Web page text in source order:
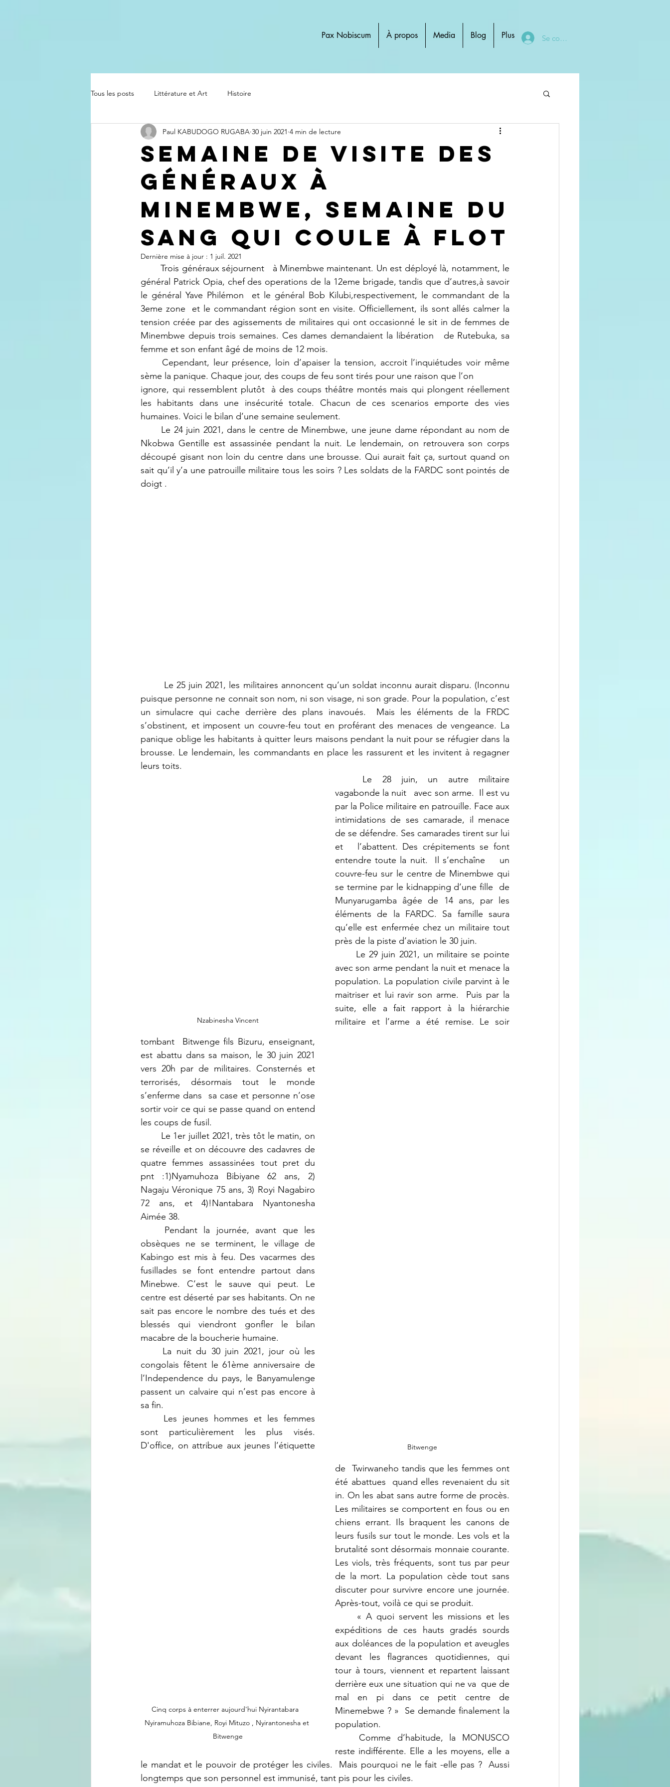
Pax Nobiscum À propos Media Blog Plus Se connecter
Tous les posts Littérature et Art Histoire
Semaine de visite des
généraux à
Minembwe, semaine du
sang qui coule à flot
Paul KABUDOGO RUGABA 30 juin 2021 4 min de lecture
Dernière mise à jour : 1 juil. 2021
	Trois généraux séjournent   à Minembwe maintenant. Un est déployé là, notamment, le
général Patrick Opia, chef des operations de la 12eme brigade, tandis que d’autres,à savoir
le général Yave Philémon  et le général Bob Kilubi,respectivement, le commandant de la
3eme zone  et le commandant région sont en visite. Officiellement, ils sont allés calmer la
tension créée par des agissements de militaires qui ont occasionné le sit in de femmes de
Minembwe depuis trois semaines. Ces dames demandaient la libération   de Rutebuka, sa
femme et son enfant âgé de moins de 12 mois.
sème la panique. Chaque jour, des coups de feu sont tirés pour une raison que l’on
ignore, qui ressemblent plutôt  à des coups théâtre montés mais qui plongent réellement
les habitants dans une insécurité totale. Chacun de ces scenarios emporte des vies
humaines. Voici le bilan d’une semaine seulement.
Nkobwa Gentille est assassinée pendant la nuit. Le lendemain, on retrouvera son corps
découpé gisant non loin du centre dans une brousse. Qui aurait fait ça, surtout quand on
sait qu’il y’a une patrouille militaire tous les soirs ? Les soldats de la FARDC sont pointés de
doigt .
puisque personne ne connait son nom, ni son visage, ni son grade. Pour la population, c’est
un simulacre qui cache derrière des plans inavoués.  Mais les éléments de la FRDC
s’obstinent, et imposent un couvre-feu tout en proférant des menaces de vengeance. La
panique oblige les habitants à quitter leurs maisons pendant la nuit pour se réfugier dans la
brousse. Le lendemain, les commandants en place les rassurent et les invitent à regagner
leurs toits.
Nzabinesha Vincent
vagabonde la nuit   avec son arme.  Il est vu
par la Police militaire en patrouille. Face aux
intimidations de ses camarade, il menace
de se défendre. Ses camarades tirent sur lui
et   l’abattent. Des crépitements se font
entendre toute la nuit.  Il s’enchaîne    un
couvre-feu sur le centre de Minembwe qui
se termine par le kidnapping d’une fille  de
Munyarugamba âgée de 14 ans, par les
éléments de la FARDC. Sa famille saura
qu’elle est enfermée chez un militaire tout
près de la piste d’aviation le 30 juin.
Bitwenge
avec son arme pendant la nuit et menace la
population. La population civile parvint à le
maitriser et lui ravir son arme.  Puis par la
suite, elle a fait rapport à la hiérarchie
militaire et l’arme a été remise. Le soir
tombant  Bitwenge fils Bizuru, enseignant,
est abattu dans sa maison, le 30 juin 2021
vers 20h par de militaires. Consternés et
terrorisés, désormais tout le monde
s’enferme dans  sa case et personne n’ose
sortir voir ce qui se passe quand on entend
les coups de fusil.
Cinq corps à enterrer aujourd'hui Nyirantabara
Nyiramuhoza Bibiane, Royi Mituzo , Nyirantonesha et
Bitwenge
se réveille et on découvre des cadavres de
quatre femmes assassinées tout pret du
pnt :1)Nyamuhoza Bibiyane 62 ans, 2)
Nagaju Véronique 75 ans, 3) Royi Nagabiro
72 ans, et 4)!Nantabara Nyantonesha
Aimée 38.
obsèques ne se terminent, le village de
Kabingo est mis à feu. Des vacarmes des
fusillades se font entendre partout dans
Minebwe. C’est le sauve qui peut. Le
centre est déserté par ses habitants. On ne
sait pas encore le nombre des tués et des
blessés qui viendront gonfler le bilan
macabre de la boucherie humaine.
congolais fêtent le 61ème anniversaire de
l’Independence du pays, le Banyamulenge
passent un calvaire qui n’est pas encore à
sa fin.
sont particulièrement les plus visés.
D'office, on attribue aux jeunes l’étiquette
de  Twirwaneho tandis que les femmes ont
été abattues  quand elles revenaient du sit
in. On les abat sans autre forme de procès.
Les militaires se comportent en fous ou en
chiens errant. Ils braquent les canons de
leurs fusils sur tout le monde. Les vols et la
brutalité sont désormais monnaie courante.
Les viols, très fréquents, sont tus par peur
de la mort. La population cède tout sans
discuter pour survivre encore une journée.
Après-tout, voilà ce qui se produit.
expéditions de ces hauts gradés sourds
aux doléances de la population et aveugles
devant les flagrances quotidiennes, qui
tour à tours, viennent et repartent laissant
derrière eux une situation qui ne va  que de
mal en pi dans ce petit centre de
Minemebwe ? »  Se demande finalement la
population.
reste indifférente. Elle a les moyens, elle a
le mandat et le pouvoir de protéger les civiles.  Mais pourquoi ne le fait -elle pas ?  Aussi
longtemps que son personnel est immunisé, tant pis pour les civiles.